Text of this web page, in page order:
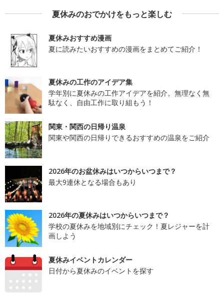
夏休みのおでかけをもっと楽しむ
夏休みおすすめ漫画
夏に読みたいおすすめの漫画をまとめてご紹介！
夏休みの工作のアイデア集
学年別に夏休みの工作アイデアを紹介。無理なく無
駄なく、自由工作に取り組もう！
関東・関西の日帰り温泉
関東や関西の日帰りできるおすすめの温泉をご紹介
2026年のお盆休みはいつからいつまで？
最大9連休となる場合もあり
2026年の夏休みはいつからいつまで？
学校の夏休みを地域別にチェック！夏レジャーを計
画しよう
夏休みイベントカレンダー
日付から夏休みのイベントを探す